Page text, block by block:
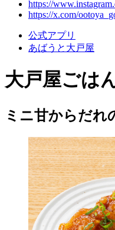
https://
https://x.com/
公式アプリ
あばうと大戸屋
大戸屋ごは
ミニ甘からだれ